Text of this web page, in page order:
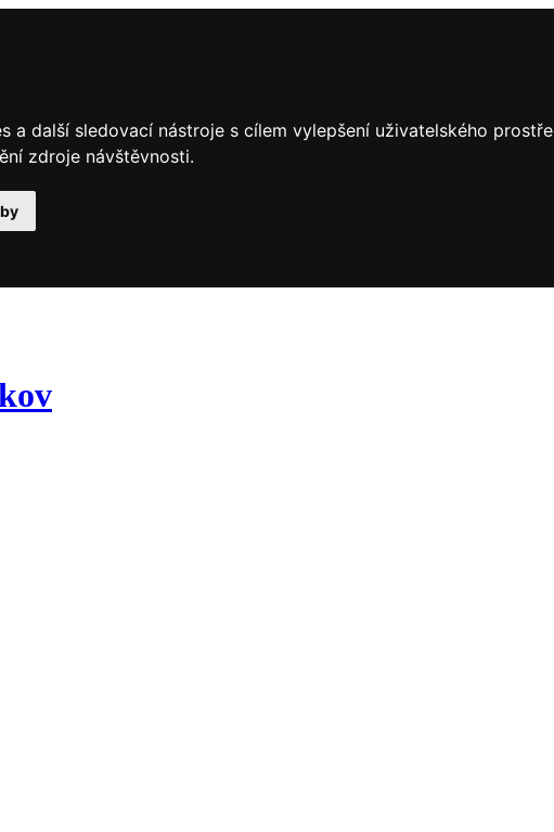
další sledovací nástroje s cílem vylepšení uživatelského
zdroje návštěvnosti.